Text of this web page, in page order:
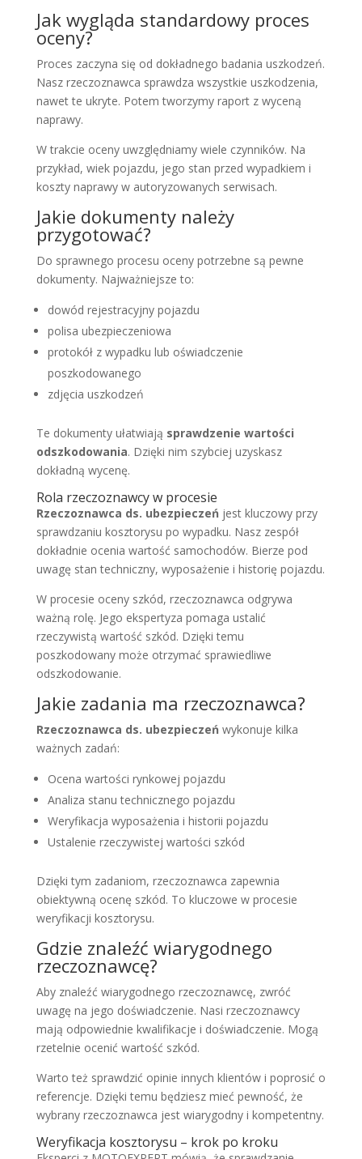
Jak wygląda standardowy proces
oceny?
Proces zaczyna się od dokładnego badania uszkodzeń.
Nasz rzeczoznawca sprawdza wszystkie uszkodzenia,
nawet te ukryte. Potem tworzymy raport z wyceną
naprawy.
W trakcie oceny uwzględniamy wiele czynników. Na
przykład, wiek pojazdu, jego stan przed wypadkiem i
koszty naprawy w autoryzowanych serwisach.
Jakie dokumenty należy
przygotować?
Do sprawnego procesu oceny potrzebne są pewne
dokumenty. Najważniejsze to:
dowód rejestracyjny pojazdu
polisa ubezpieczeniowa
protokół z wypadku lub oświadczenie
poszkodowanego
zdjęcia uszkodzeń
Te dokumenty ułatwiają sprawdzenie wartości
odszkodowania. Dzięki nim szybciej uzyskasz
dokładną wycenę.
Rola rzeczoznawcy w procesie
Rzeczoznawca ds. ubezpieczeńjest kluczowy przy
sprawdzaniu kosztorysu po wypadku. Nasz zespół
dokładnie ocenia wartość samochodów. Bierze pod
uwagę stan techniczny, wyposażenie i historię pojazdu.
W procesie oceny szkód, rzeczoznawca odgrywa
ważną rolę. Jego ekspertyza pomaga ustalić
rzeczywistą wartość szkód. Dzięki temu
poszkodowany może otrzymać sprawiedliwe
odszkodowanie.
Jakie zadania ma rzeczoznawca?
Rzeczoznawca ds. ubezpieczeńwykonuje kilka
ważnych zadań:
Ocena wartości rynkowej pojazdu
Analiza stanu technicznego pojazdu
Weryfikacja wyposażenia i historii pojazdu
Ustalenie rzeczywistej wartości szkód
Dzięki tym zadaniom, rzeczoznawca zapewnia
obiektywną ocenę szkód. To kluczowe w procesie
weryfikacji kosztorysu.
Gdzie znaleźć wiarygodnego
rzeczoznawcę?
Aby znaleźć wiarygodnego rzeczoznawcę, zwróć
uwagę na jego doświadczenie. Nasi rzeczoznawcy
mają odpowiednie kwalifikacje i doświadczenie. Mogą
rzetelnie ocenić wartość szkód.
Warto też sprawdzić opinie innych klientów i poprosić o
referencje. Dzięki temu będziesz mieć pewność, że
wybrany rzeczoznawca jest wiarygodny i kompetentny.
Weryfikacja kosztorysu – krok po kroku